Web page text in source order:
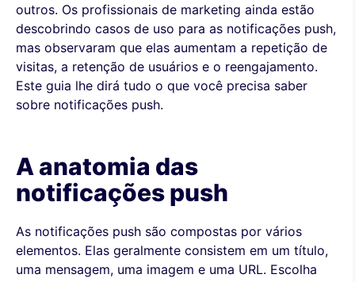
outros. Os profissionais de marketing ainda estão
descobrindo casos de uso para as notificações push,
mas observaram que elas aumentam a repetição de
visitas, a retenção de usuários e o reengajamento.
Este guia lhe dirá tudo o que você precisa saber
sobre notificações push.
A anatomia das
notificações push
As notificações push são compostas por vários
elementos. Elas geralmente consistem em um título,
uma mensagem, uma imagem e uma URL. Escolha